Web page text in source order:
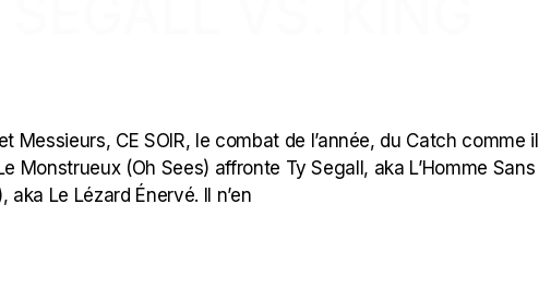
Messieurs, CE SOIR, le combat de l’année, du Catch comme il
Monstrueux (Oh Sees) affronte Ty Segall, aka L’Homme Sans
Le Lézard Énervé. Il n’en